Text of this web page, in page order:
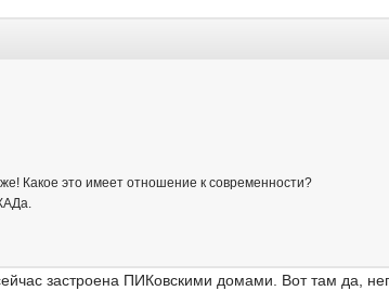
Какое это имеет отношение к современности?
застроена ПИКовскими домами. Вот там да,